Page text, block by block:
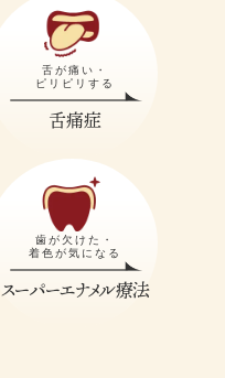
舌が痛い・
ピリピリする
舌痛症
歯が欠けた・
着色が気になる
スーパーエナメル療法